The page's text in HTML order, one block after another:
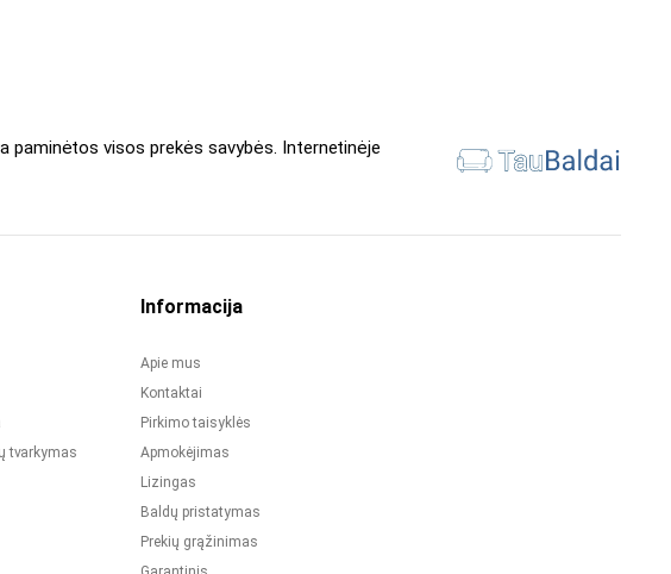
paminėtos visos prekės savybės. Internetinėje
tvarkymas
Informacija
Apie mus
Kontaktai
Pirkimo taisyklės
Apmokėjimas
Lizingas
Baldų pristatymas
Prekių grąžinimas